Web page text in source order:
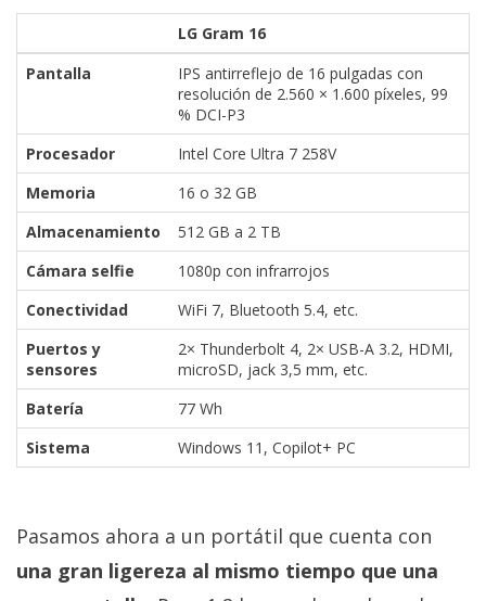
LG Gram 16
Pantalla
IPS antirreflejo de 16 pulgadas con
resolución de 2.560 × 1.600 píxeles, 99
% DCI-P3
Procesador
Intel Core Ultra 7 258V
Memoria
16 o 32 GB
Almacenamiento
512 GB a 2 TB
Cámara selfie
1080p con infrarrojos
Conectividad
WiFi 7, Bluetooth 5.4, etc.
Puertos y
sensores
2× Thunderbolt 4, 2× USB-A 3.2, HDMI,
microSD, jack 3,5 mm, etc.
Batería
77 Wh
Sistema
Windows 11, Copilot+ PC
Pasamos ahora a un portátil que cuenta con
una gran ligereza al mismo tiempo que una